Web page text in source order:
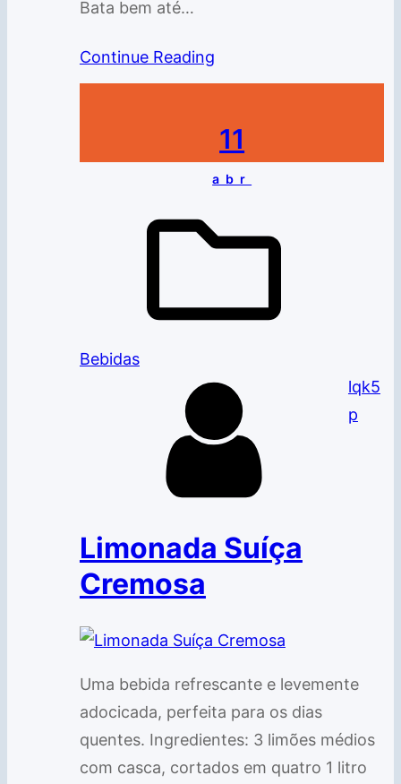
Bata bem até…
Continue Reading
11
abr
Bebidas
lqk5
p
Limonada Suíça
Cremosa
Uma bebida refrescante e levemente
adocicada, perfeita para os dias
quentes. Ingredientes: 3 limões médios
com casca, cortados em quatro 1 litro